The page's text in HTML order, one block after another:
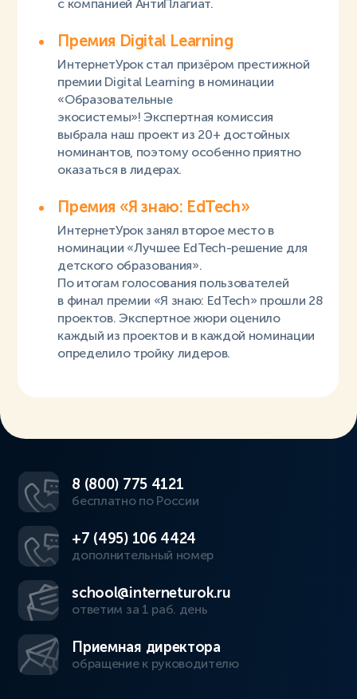
с компанией АнтиПлагиат.
Премия Digital Learning
ИнтернетУрок стал призёром престижной
премии Digital Learning в номинации
«Образовательные
экосистемы»! Экспертная комиссия
выбрала наш проект из 20+ достойных
номинантов, поэтому особенно приятно
оказаться в лидерах.
Премия «Я знаю: EdTech»
ИнтернетУрок занял второе место в
номинации «Лучшее EdTech-решение для
детского образования».
По итогам голосования пользователей
в финал премии «Я знаю: EdTech» прошли 28
проектов. Экспертное жюри оценило
каждый из проектов и в каждой номинации
определило тройку лидеров.
8 (800) 775 4121
бесплатно по России
+7 (495) 106 4424
дополнительный номер
school@interneturok.ru
ответим за 1 раб. день
Приемная директора
обращение к руководителю